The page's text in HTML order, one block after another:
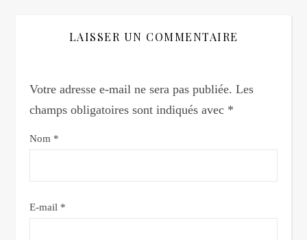
LAISSER UN COMMENTAIRE
Votre adresse e-mail ne sera pas publiée. Les
champs obligatoires sont indiqués avec *
Nom *
E-mail *